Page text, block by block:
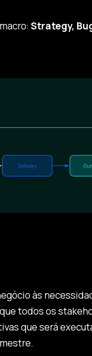
Strategy,
às
todos os
que será